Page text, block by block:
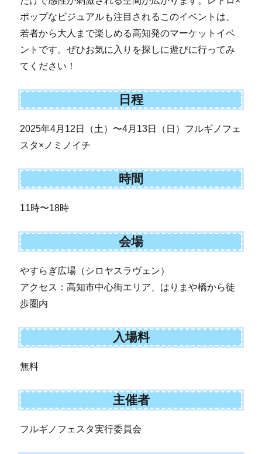
ポップなビジュアルも注目されるこのイベントは、
若者から大人まで楽しめる高知発のマーケットイベ
ントです。ぜひお気に入りを探しに遊びに行ってみ
てください！
日程
2025年4月12日（土）〜4月13日（日）フルギノフェ
スタ×ノミノイチ
時間
11時〜18時
会場
やすらぎ広場（シロヤスラヴェン）
アクセス：高知市中心街エリア、はりまや橋から徒
歩圏内
入場料
無料
主催者
フルギノフェスタ実行委員会